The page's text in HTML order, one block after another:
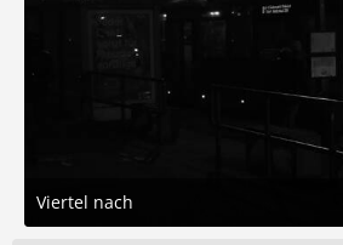
Viertel nach
7. Dezember 2025 um